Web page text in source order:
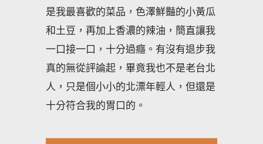
是我最喜歡的菜品，色澤鮮豔的小黃瓜
和土豆，再加上香濃的辣油，簡直讓我
一口接一口，十分過癮。有沒有退步我
真的無從評論起，畢竟我也不是老台北
人，只是個小小的北漂年輕人，但還是
十分符合我的胃口的。